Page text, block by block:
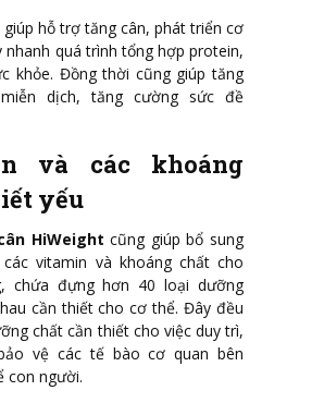
giúp hỗ trợ tăng cân, phát triển cơ
nhanh quá trình tổng hợp protein,
khỏe. Đồng thời cũng giúp tăng
dịch, tăng cường sức đề
và các khoáng
yếu
HiWeight cũng giúp bổ sung
vitamin và khoáng chất cho
chứa đựng hơn 40 loại dưỡng
cần thiết cho cơ thể. Đây đều
chất cần thiết cho việc duy trì,
vệ các tế bào cơ quan bên
con người.